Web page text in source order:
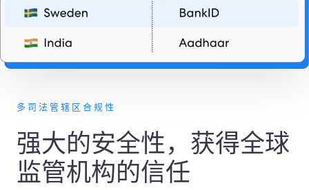
多司法管辖区合规性
强大的安全性，获得全球
监管机构的信任